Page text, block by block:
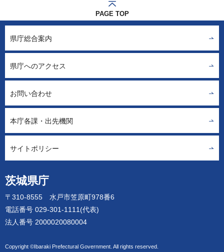
PAGE TOP
茨城県庁
〒310-8555 水戸市笠原町978番6
電話番号 029-301-1111(代表)
法人番号 2000020080004
Copyright ©Ibaraki Prefectural Government. All rights reserved.
県庁総合案内
県庁へのアクセス
お問い合わせ
本庁各課・出先機関
サイトポリシー